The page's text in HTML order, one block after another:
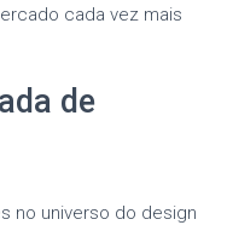
cada vez mais
de
no universo do design